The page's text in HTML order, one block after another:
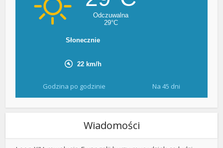
Godzina po godzinie Na 45 dni
Wiadomości